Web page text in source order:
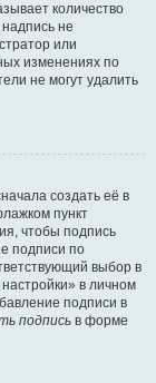
количество
не
или
изменениях по
не могут удалить
создать её в
пункт
чтобы подпись
подписи по
выбор в
в личном
подписи в
подпись в форме